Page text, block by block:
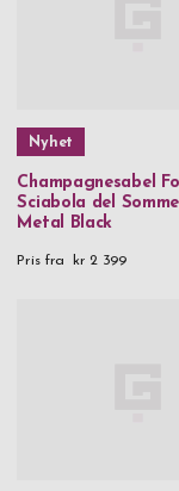
Nyhet
Champagnesabel
Sciabola del
Metal Black
Pris fra kr 2 399